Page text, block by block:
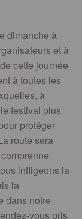
dimanche à
et à
cette journée
à toutes les
à
festival plus
protéger
route sera
infligeons la
la
dans notre
vous pris